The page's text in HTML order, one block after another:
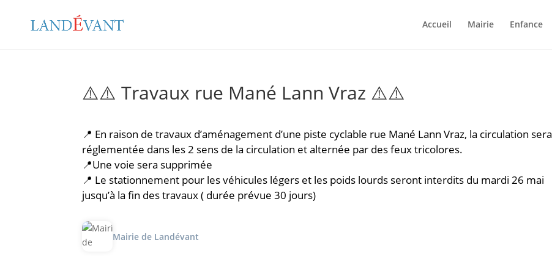
Accueil Mairie Enfance
⚠️⚠️ Travaux rue Mané Lann Vraz ⚠️⚠️
📍 En raison de travaux d’aménagement d’une piste cyclable rue Mané Lann Vraz, la circulation sera
réglementée dans les 2 sens de la circulation et alternée par des feux tricolores.
📍Une voie sera supprimée
📍 Le stationnement pour les véhicules légers et les poids lourds seront interdits du mardi 26 mai
jusqu’à la fin des travaux ( durée prévue 30 jours)
Mairie de Landévant